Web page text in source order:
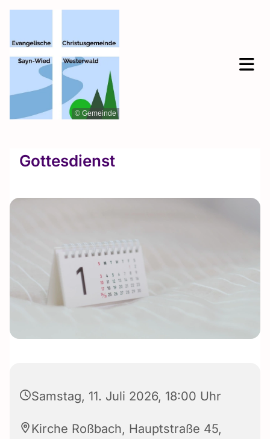
© Gemeinde
Gottesdienst
Samstag, 11. Juli 2026, 18:00 Uhr
Kirche Roßbach, Hauptstraße 45,